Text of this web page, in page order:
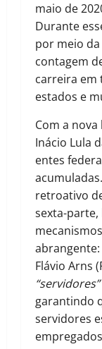
maio de
Durante
por meio da
contagem
carreira em
estados e
Com a
Inácio Lula
entes
retroativo
sexta-parte,
Flávio Arns
“servidores”
garantindo
servidores